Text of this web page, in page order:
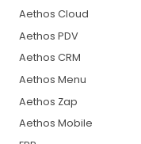
Aethos Cloud
Aethos PDV
Aethos CRM
Aethos Menu
Aethos Zap
Aethos Mobile